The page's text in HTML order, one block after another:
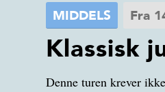
MIDDELS Fra
Klassisk
Denne turen krever